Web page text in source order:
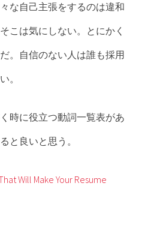
な自己主張をするのは違和
こは気にしない。とにかく
。自信のない人は誰も採用
。
時に役立つ動詞一覧表があ
と良いと思う。
Will Make Your Resume